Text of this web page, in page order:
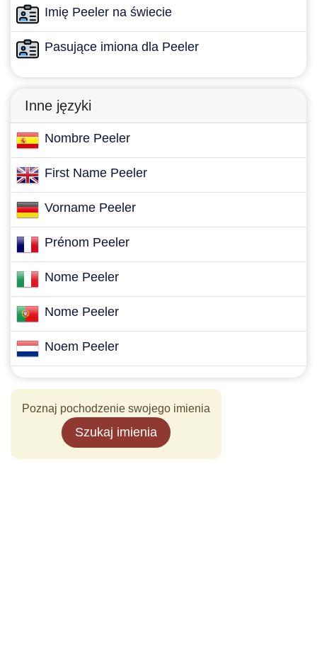
Imię Peeler na świecie
Pasujące imiona dla Peeler
Inne języki
Nombre Peeler
First Name Peeler
Vorname Peeler
Prénom Peeler
Nome Peeler
Nome Peeler
Noem Peeler
Poznaj pochodzenie swojego imienia
Szukaj imienia